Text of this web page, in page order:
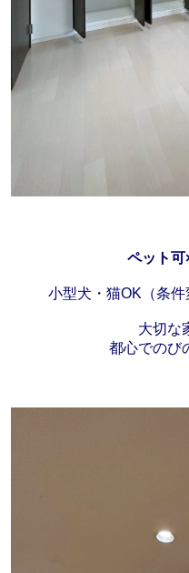
ペット可
小型犬・猫OK（条件
大切な
都心でのび